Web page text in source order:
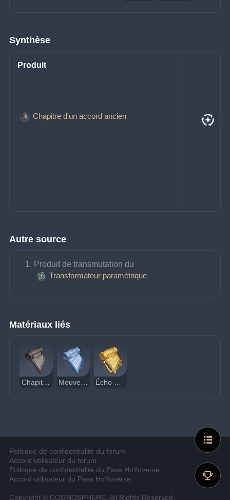
Synthèse
Produit
Chapitre d'un accord ancien
Autre source
Produit de transmutation du
Transformateur paramétrique
Matériaux liés
Chapitre d'un accord ancien
Politique de confidentialité du forum
Accord utilisateur du forum
Politique de confidentialité du Pass HoYoverse
Accord utilisateur du Pass HoYoverse
Copyright © COGNOSPHERE. All Rights Reserved.